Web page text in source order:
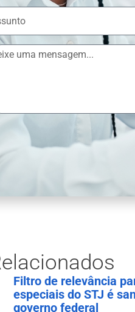
Filtro de relevância
especiais do STJ é
governo federal